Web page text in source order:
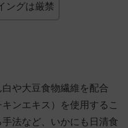
ングは厳禁
や大豆食物繊維を配合
ンエキス）を使用するこ
法など、いかにも日清食